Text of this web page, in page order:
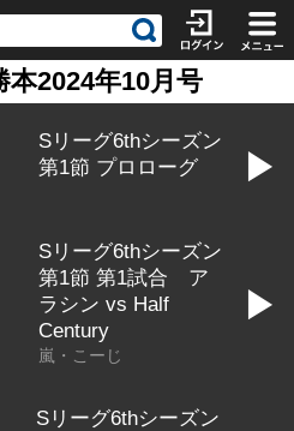
2024年10月号
Sリーグ6thシーズン
第1節 プロローグ
▶
Sリーグ6thシーズン
第1節 第1試合 ア
ラシン vs Half
Century
嵐・こーじ
▶
Sリーグ6thシーズン